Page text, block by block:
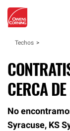
Techos
CERCA
No
Syracuse, KS